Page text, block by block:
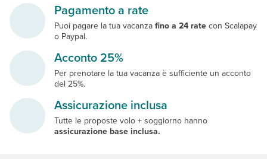
Pagamento a rate
Puoi pagare la tua vacanza fino a 24 rate con Scalapay
o Paypal.
Acconto 25%
Per prenotare la tua vacanza è sufficiente un acconto
del 25%.
Assicurazione inclusa
Tutte le proposte volo + soggiorno hanno
assicurazione base inclusa.